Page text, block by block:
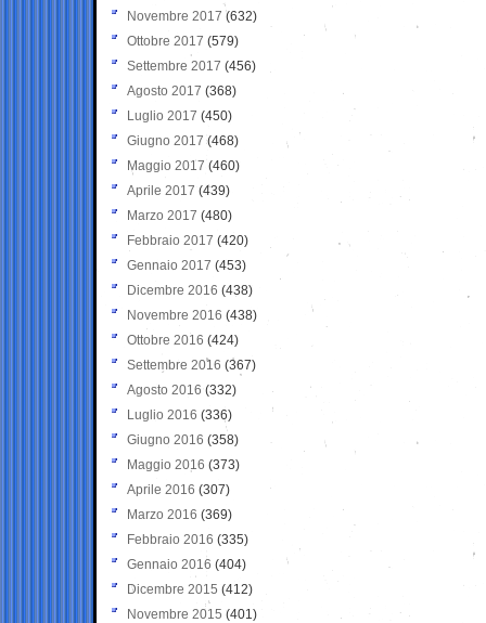
Novembre 2017 (632)
Ottobre 2017 (579)
Settembre 2017 (456)
Agosto 2017 (368)
Luglio 2017 (450)
Giugno 2017 (468)
Maggio 2017 (460)
Aprile 2017 (439)
Marzo 2017 (480)
Febbraio 2017 (420)
Gennaio 2017 (453)
Dicembre 2016 (438)
Novembre 2016 (438)
Ottobre 2016 (424)
Settembre 2016 (367)
Agosto 2016 (332)
Luglio 2016 (336)
Giugno 2016 (358)
Maggio 2016 (373)
Aprile 2016 (307)
Marzo 2016 (369)
Febbraio 2016 (335)
Gennaio 2016 (404)
Dicembre 2015 (412)
Novembre 2015 (401)